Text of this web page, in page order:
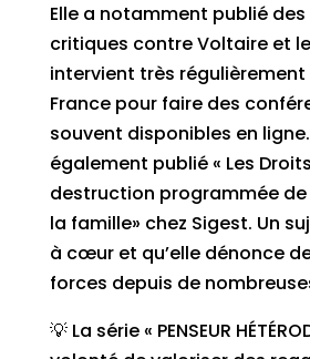
Elle a notamment publié
critiques contre Voltaire et
intervient très
France pour faire des
souvent disponibles en ligne.
également publié « Les
destruction programmée de
la famille» chez Sigest. Un
à cœur et qu’elle dénonce
forces depuis de
💡 La série « PENSEUR